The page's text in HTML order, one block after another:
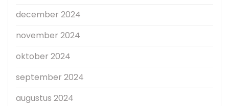
december 2024
november 2024
oktober 2024
september 2024
augustus 2024